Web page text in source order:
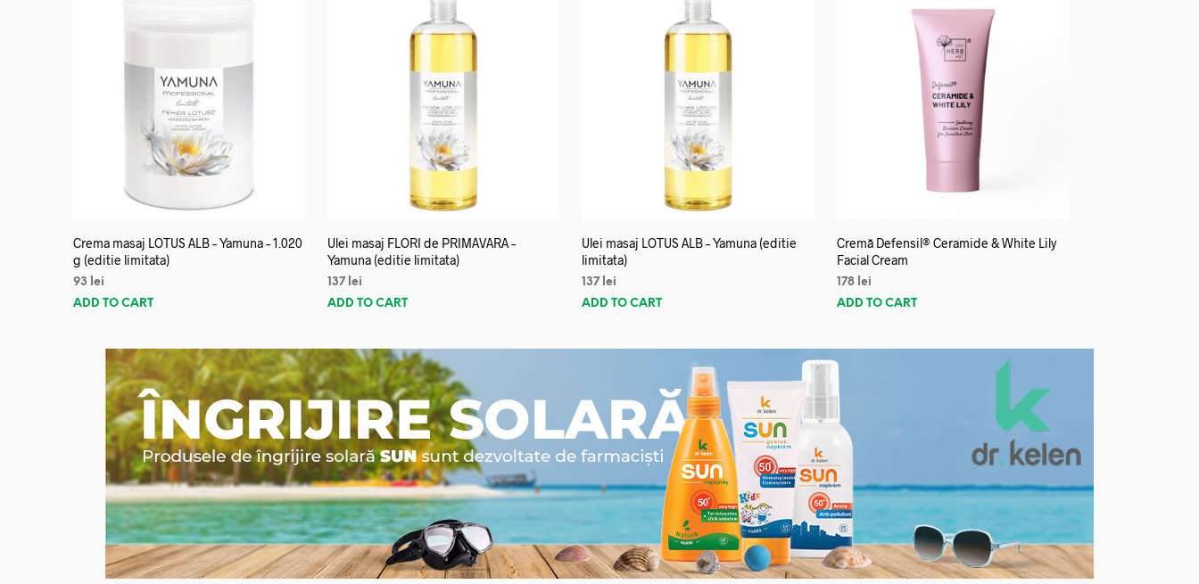
Crema masaj LOTUS ALB – Yamuna – 1.020
g (editie limitata)
93
lei
ADD TO CART
Ulei masaj FLORI de PRIMAVARA –
Yamuna (editie limitata)
137 lei
ADD TO CART
Ulei masaj LOTUS ALB – Yamuna (editie
limitata)
137 lei
ADD TO CART
Cremă Defensil® Ceramide & White Lily
Facial Cream
178 lei
ADD TO CART